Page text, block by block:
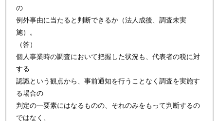
の
例外事由に当たると判断できるか（法人成後、調査未実
施）。
（答）
個人事業時の調査において把握した状況も、代表者の税に対
する
認識という観点から、事前通知を行うことなく調査を実施す
る場合の
判定の一要素にはなるものの、それのみをもって判断するの
ではなく、